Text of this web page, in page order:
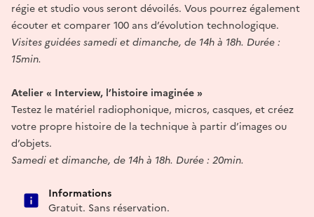
régie et studio vous seront dévoilés. Vous pourrez également
écouter et comparer 100 ans d’évolution technologique.
Visites guidées samedi et dimanche, de 14h à 18h. Durée :
15min.
Atelier « Interview, l’histoire imaginée »
Testez le matériel radiophonique, micros, casques, et créez
votre propre histoire de la technique à partir d’images ou
d’objets.
Samedi et dimanche, de 14h à 18h. Durée : 20min.
Informations
Gratuit. Sans réservation.